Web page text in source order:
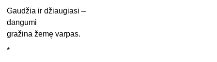
Gaudžia ir džiaugiasi –
dangumi
gražina žemę varpas.
*